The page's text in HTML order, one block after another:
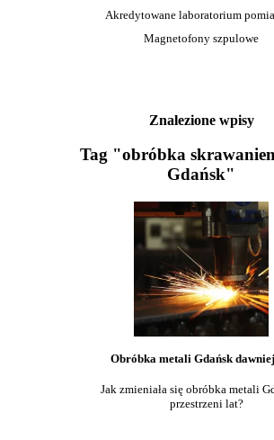
Akredytowane laboratorium
Magnetofony szpulowe
Znalezione wpisy
Tag "obróbka
Gdańsk"
Obróbka metali Gdańsk
Jak zmieniała się obróbka metali
przestrzeni lat?